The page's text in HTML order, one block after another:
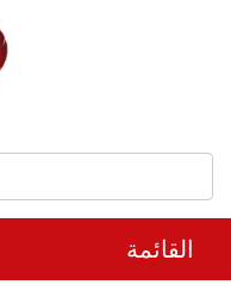
القائمة